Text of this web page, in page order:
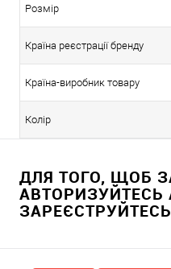
Розмір
Країна реєстрації бренду
Країна-виробник товару
Колір
ДЛЯ ТОГО, ЩОБ
АВТОРИЗУЙТЕСЬ
ЗАРЕЄСТРУЙТЕСЬ